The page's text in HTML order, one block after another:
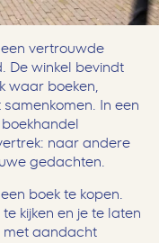
vertrouwde
De winkel bevindt
waar boeken,
In een
naar andere
gedachten.
boek te kopen.
kijken en je te laten
met aandacht